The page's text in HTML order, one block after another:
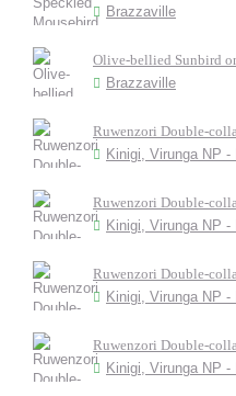
Brazzaville
Olive-bellied Sunbird
Brazzaville
Ruwenzori Double-
Kinigi, Virunga NP -
Ruwenzori Double-
Kinigi, Virunga NP -
Ruwenzori Double-
Kinigi, Virunga NP -
Ruwenzori Double-
Kinigi, Virunga NP -